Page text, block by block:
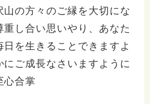
の方々のご縁を大切にな
重し合い思いやり、あなた
を生きることできますよ
にご成長なさいますように
心合掌